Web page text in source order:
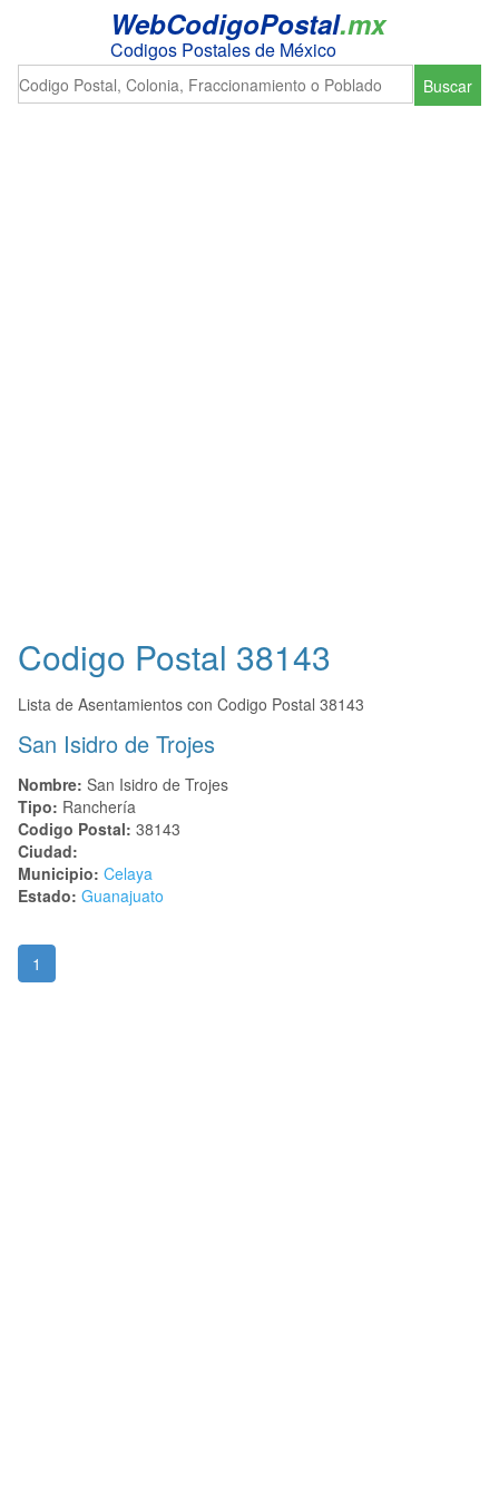
WebCodigoPostal.mx
Codigos Postales de México
Buscar
Codigo Postal 38143
Lista de Asentamientos con Codigo Postal 38143
San Isidro de Trojes
Nombre: San Isidro de Trojes
Tipo: Ranchería
Codigo Postal: 38143
Ciudad:
Municipio: Celaya
Estado: Guanajuato
1